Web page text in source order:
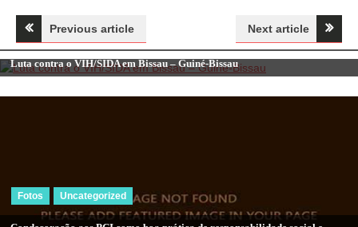
Navegação
de
artigos
Previous article Next article
Uncategorized
Luta contra o VIH/SIDA em Bissau – Guiné-Bissau
Fotos Uncategorized